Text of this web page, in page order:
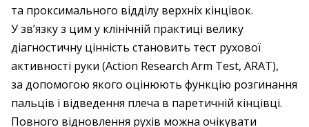
та проксимального відділу верхніх кінцівок.
У зв’язку з цим у клінічній практиці велику
діагностичну цінність становить тест рухової
активності руки (Action Research Arm Test, ARAT),
за допомогою якого оцінюють функцію розгинання
пальців і відведення плеча в паретичній кінцівці.
Повного відновлення рухів можна очікувати